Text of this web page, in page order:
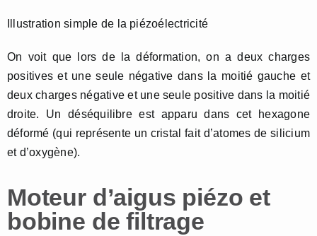
Illustration simple de la piézoélectricité
On voit que lors de la déformation, on a deux charges
positives et une seule négative dans la moitié gauche et
deux charges négative et une seule positive dans la moitié
droite. Un déséquilibre est apparu dans cet hexagone
déformé (qui représente un cristal fait d’atomes de silicium
et d’oxygène).
Moteur d’aigus piézo et
bobine de filtrage